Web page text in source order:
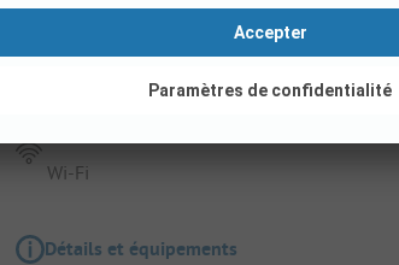
Animaux admis
Wi-Fi
Détails et équipements